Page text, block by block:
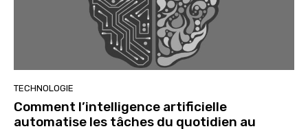
TECHNOLOGIE
Comment l’intelligence artificielle
automatise les tâches du quotidien au